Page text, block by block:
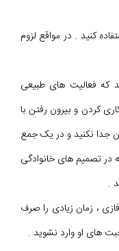
کنید . در مواقع لزوم
که فعالیت های طبیعی
کردن و بیرون رفتن با
جدا نکنید و در یک جمع
در تصمیم های خانوادگی
.
، زمان زیادی را صرف
های او وارد نشوید .